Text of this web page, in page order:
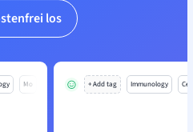
los
Mo + Add tag Immunology